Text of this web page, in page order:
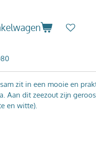
zit in een mooie en
Aan dit zeezout zijn
en witte).